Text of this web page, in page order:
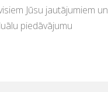
Jūsu jautājumiem un
piedāvājumu